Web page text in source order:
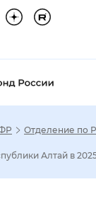
Отделение по
Алтай в